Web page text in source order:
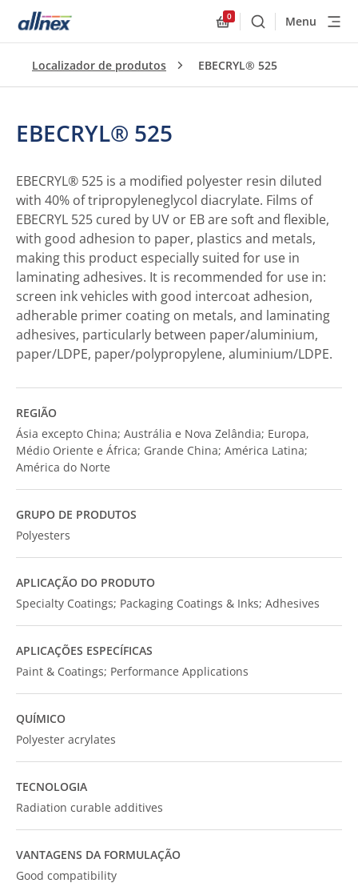
0
BuscarMenu
Localizador de produtos EBECRYL® 525
EBECRYL® 525
EBECRYL® 525 is a modified polyester resin diluted
with 40% of tripropyleneglycol diacrylate. Films of
EBECRYL 525 cured by UV or EB are soft and flexible,
with good adhesion to paper, plastics and metals,
making this product especially suited for use in
laminating adhesives. It is recommended for use in:
screen ink vehicles with good intercoat adhesion,
adherable primer coating on metals, and laminating
adhesives, particularly between paper/aluminium,
paper/LDPE, paper/polypropylene, aluminium/LDPE.
REGIÃO
Ásia excepto China; Austrália e Nova Zelândia; Europa,
Médio Oriente e África; Grande China; América Latina;
América do Norte
GRUPO DE PRODUTOS
Polyesters
APLICAÇÃO DO PRODUTO
Specialty Coatings; Packaging Coatings & Inks; Adhesives
APLICAÇÕES ESPECÍFICAS
Paint & Coatings; Performance Applications
QUÍMICO
Polyester acrylates
TECNOLOGIA
Radiation curable additives
VANTAGENS DA FORMULAÇÃO
Good compatibility